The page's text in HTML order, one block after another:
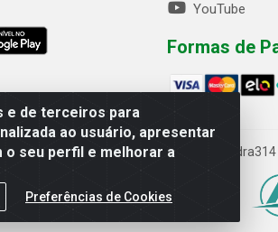
e de terceiros para
ao usuário, apresentar
o seu perfil e melhorar a
Preferências de Cookies
YouTube
Formas de
LTDA - Avenida Alegre, 2521 -